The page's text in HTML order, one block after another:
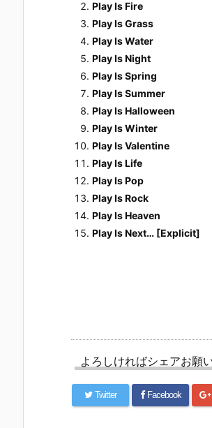
Play Is Fire
Play Is Grass
Play Is Water
Play Is Night
Play Is Spring
Play Is Summer
Play Is Halloween
Play Is Winter
Play Is Valentine
Play Is Life
Play Is Pop
Play Is Rock
Play Is Heaven
Play Is Next… [Explicit]
よろしければシェアお願
Twitter Facebook